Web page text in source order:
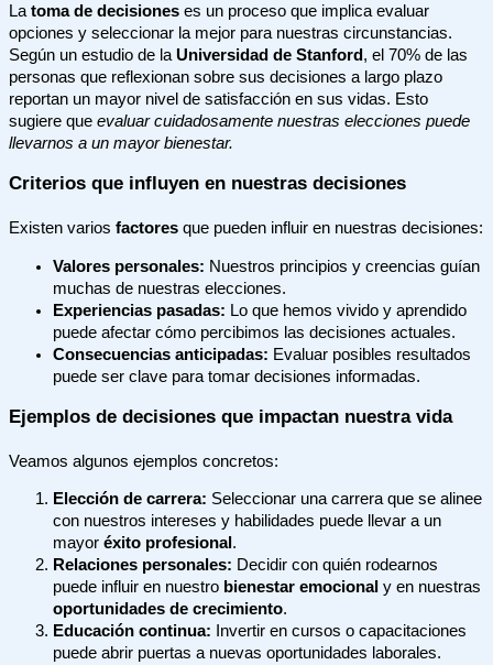
La toma de decisiones es un proceso que implica evaluar
opciones y seleccionar la mejor para nuestras circunstancias.
Según un estudio de la Universidad de Stanford , el 70% de las
personas que reflexionan sobre sus decisiones a largo plazo
reportan un mayor nivel de satisfacción en sus vidas. Esto
sugiere que evaluar cuidadosamente nuestras elecciones puede
llevarnos a un mayor bienestar.
Criterios que influyen en nuestras decisiones
Existen varios factores que pueden influir en nuestras decisiones:
Valores personales: Nuestros principios y creencias guían
muchas de nuestras elecciones.
Experiencias pasadas: Lo que hemos vivido y aprendido
puede afectar cómo percibimos las decisiones actuales.
Consecuencias anticipadas: Evaluar posibles resultados
puede ser clave para tomar decisiones informadas.
Ejemplos de decisiones que impactan nuestra vida
Veamos algunos ejemplos concretos:
Elección de carrera: Seleccionar una carrera que se alinee
con nuestros intereses y habilidades puede llevar a un
mayor éxito profesional .
Relaciones personales: Decidir con quién rodearnos
puede influir en nuestro bienestar emocional y en nuestras
oportunidades de crecimiento.
Educación continua: Invertir en cursos o capacitaciones
puede abrir puertas a nuevas oportunidades laborales.